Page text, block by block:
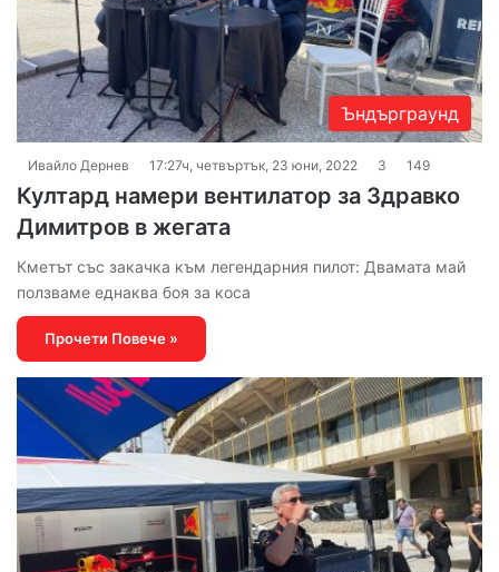
Ъндърграунд
Ивайло Дернев 17:27ч, четвъртък, 23 юни, 2022 3 149
Култард намери вентилатор за Здравко
Димитров в жегата
Кметът със закачка към легендарния пилот: Двамата май
ползваме еднаква боя за коса
Прочети Повече »